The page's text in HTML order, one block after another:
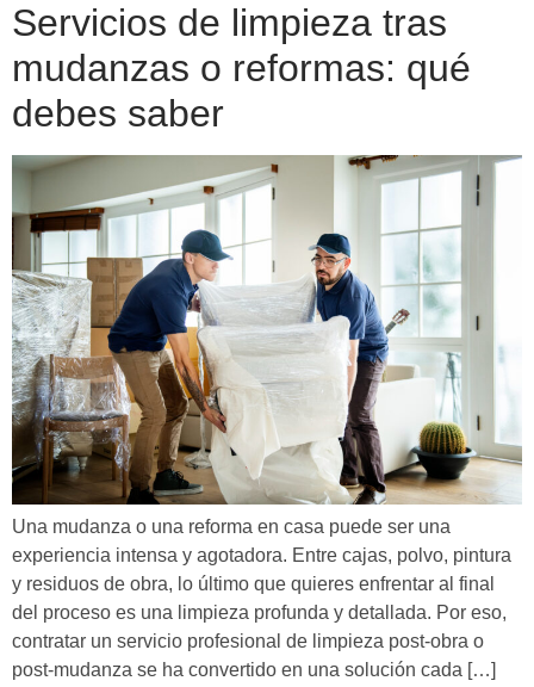
Servicios de limpieza tras
mudanzas o reformas: qué
debes saber
Una mudanza o una reforma en casa puede ser una
experiencia intensa y agotadora. Entre cajas, polvo, pintura
y residuos de obra, lo último que quieres enfrentar al final
del proceso es una limpieza profunda y detallada. Por eso,
contratar un servicio profesional de limpieza post-obra o
post-mudanza se ha convertido en una solución cada […]